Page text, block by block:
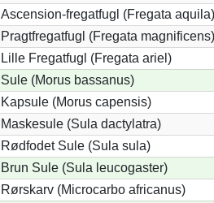
Ascension-fregatfugl (Fregata aquila)
Pragtfregatfugl (Fregata magnificens)
Lille Fregatfugl (Fregata ariel)
Sule (Morus bassanus)
Kapsule (Morus capensis)
Maskesule (Sula dactylatra)
Rødfodet Sule (Sula sula)
Brun Sule (Sula leucogaster)
Rørskarv (Microcarbo africanus)